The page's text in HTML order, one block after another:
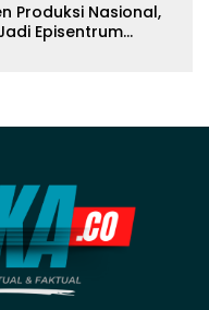
Produksi Nasional,
Episentrum